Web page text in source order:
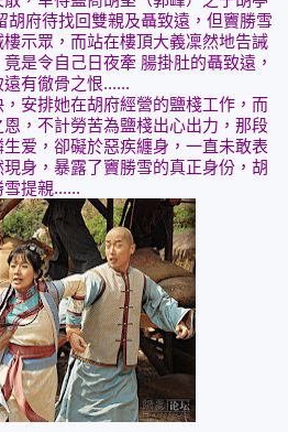
胡府待找回雙親及聶致遠，但竇勝雪
示眾，而站在樓頂大義凜然地告誡
是令自己日夜牽 腸掛肚的聶致遠，
有徹骨之恨......
安排她在胡府經營的鹽棧工作，而
，不計勞苦為鹽棧出心出力，那段
爱，卻礙於惡疾纏身，一直未敢表
身，暴露了竇勝雪的真正身份，胡
提親......